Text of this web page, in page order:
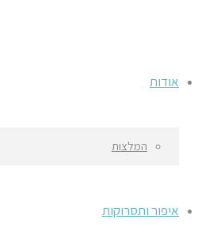
אודות
המלצות
איפור ותסרוקות